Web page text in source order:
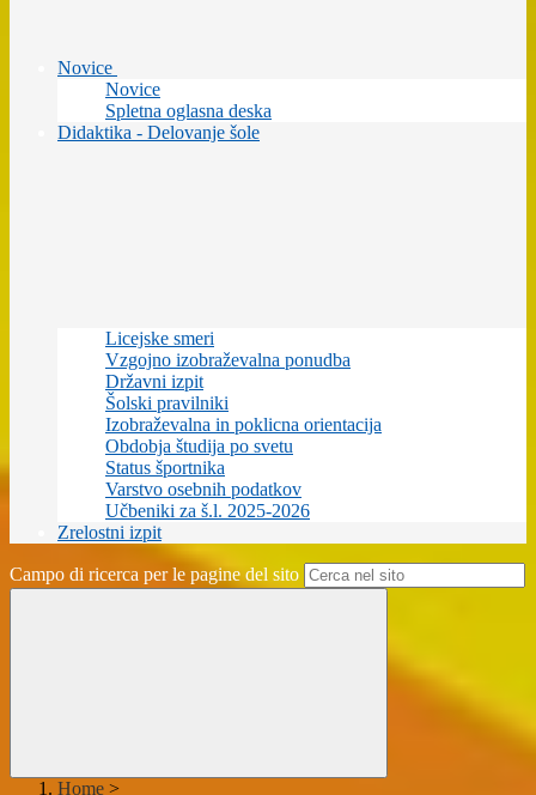
Novice
Novice
Spletna oglasna deska
Didaktika - Delovanje šole
Licejske smeri
Vzgojno izobraževalna ponudba
Državni izpit
Šolski pravilniki
Izobraževalna in poklicna orientacija
Obdobja študija po svetu
Status športnika
Varstvo osebnih podatkov
Učbeniki za š.l. 2025-2026
Zrelostni izpit
Campo di ricerca per le pagine del sito
Home >